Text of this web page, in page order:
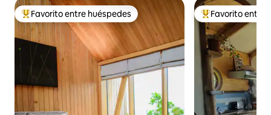
De los mejores en Favorito entre huéspedes
Favorito entre huéspedes De los mejores
Favorito entre